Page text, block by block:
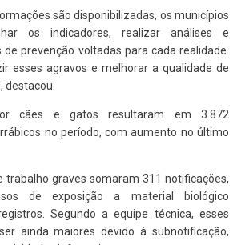
são disponibilizadas, os municípios
os indicadores, realizar análises e
de prevenção voltadas para cada realidade.
esses agravos e melhorar a qualidade de
destacou.
cães e gatos resultaram em 3.872
no período, com aumento no último
trabalho graves somaram 311 notificações,
de exposição a material biológico
Segundo a equipe técnica, esses
ainda maiores devido à subnotificação,